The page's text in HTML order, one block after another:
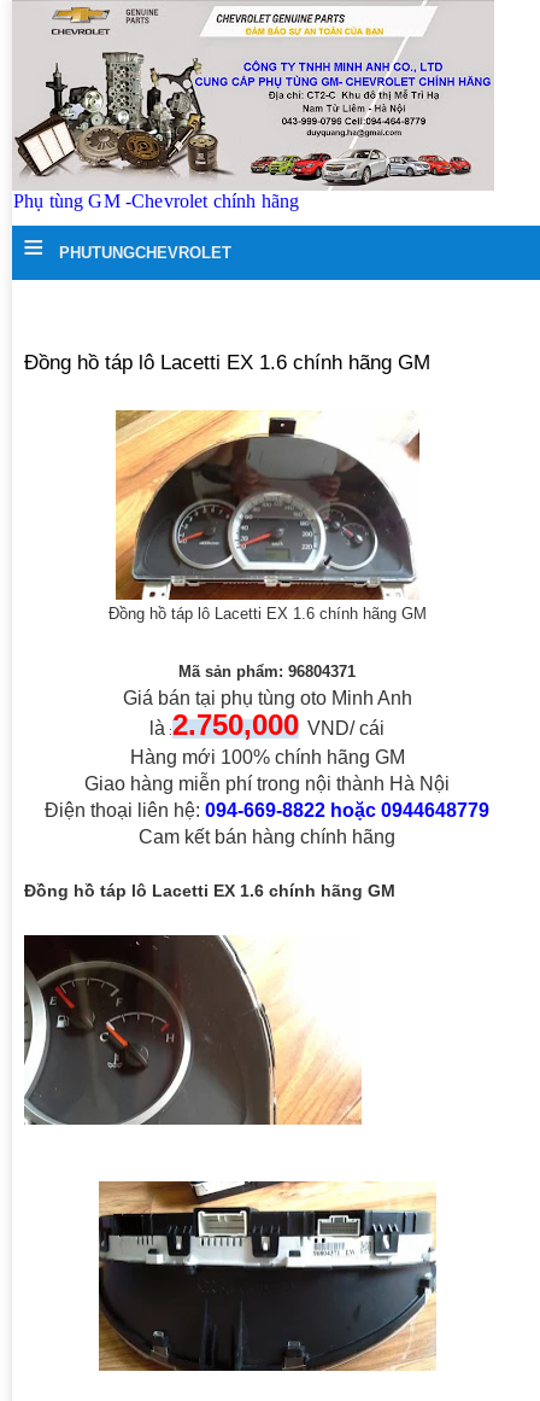
Phụ tùng GM -Chevrolet chính hãng
≡ PHUTUNGCHEVROLET
Đồng hồ táp lô Lacetti EX 1.6 chính hãng GM
Đồng hồ táp lô Lacetti EX 1.6 chính hãng GM
Mã sản phẩm: 96804371
Giá bán tại phụ tùng oto Minh Anh
là :2.750,000 VND/ cái
Hàng mới 100% chính hãng GM
Giao hàng miễn phí trong nội thành Hà Nội
Điện thoại liên hệ:094-669-8822 hoặc 0944648779
Cam kết bán hàng chính hãng
Đồng hồ táp lô Lacetti EX 1.6 chính hãng GM